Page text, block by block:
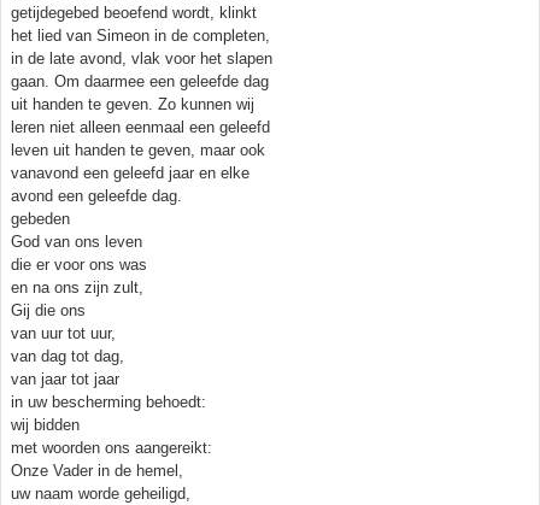
getijdegebed beoefend wordt, klinkt
het lied van Simeon in de completen,
in de late avond, vlak voor het slapen
gaan. Om daarmee een geleefde dag
uit handen te geven. Zo kunnen wij
leren niet alleen eenmaal een geleefd
leven uit handen te geven, maar ook
vanavond een geleefd jaar en elke
avond een geleefde dag.
gebeden
God van ons leven
die er voor ons was
en na ons zijn zult,
Gij die ons
van uur tot uur,
van dag tot dag,
van jaar tot jaar
in uw bescherming behoedt:
wij bidden
met woorden ons aangereikt:
Onze Vader in de hemel,
uw naam worde geheiligd,